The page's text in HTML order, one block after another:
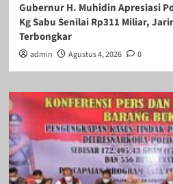
Gubernur H. Muhidin Apresiasi
Kg Sabu Senilai Rp311 Miliar,
Terbongkar
admin Agustus 4, 2026 0